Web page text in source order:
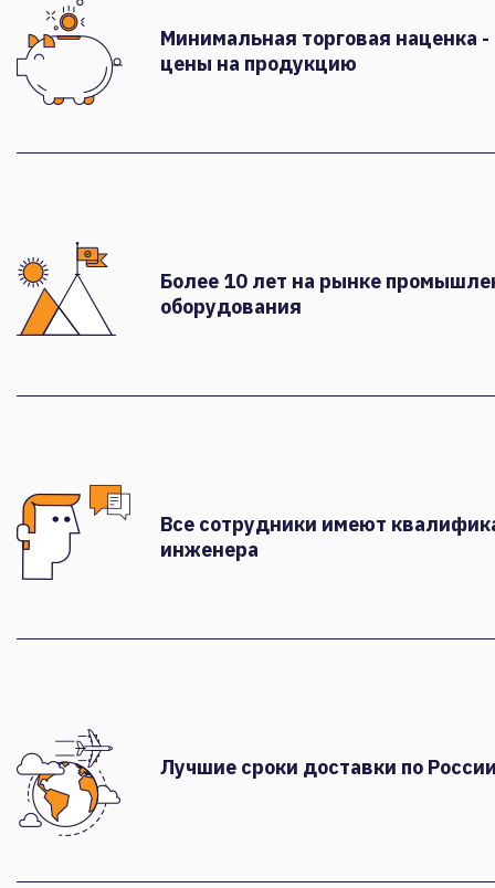
Минимальная торговая наценка
цены на продукцию
Более 10 лет на рынке
оборудования
Все сотрудники имеют
инженера
Лучшие сроки доставки по